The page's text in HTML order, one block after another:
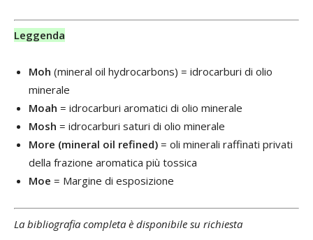
Leggenda
Moh (mineral oil hydrocarbons) = idrocarburi di olio
minerale
Moah = idrocarburi aromatici di olio minerale
Mosh = idrocarburi saturi di olio minerale
More (mineral oil refined) = oli minerali raffinati privati
della frazione aromatica più tossica
Moe = Margine di esposizione
La bibliografia completa è disponibile su richiesta